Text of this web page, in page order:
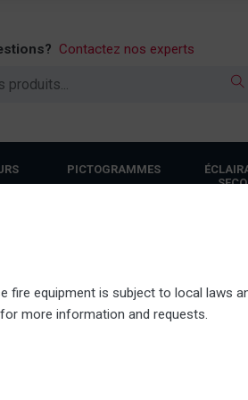
Contactez nos experts
PICTOGRAMMES
sortie de
equipment is subject to local laws
for more information and requests.